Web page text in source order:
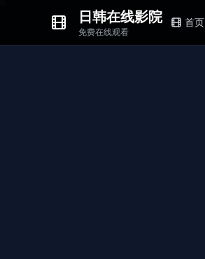
日韩在线影院
免费在线观看
首页